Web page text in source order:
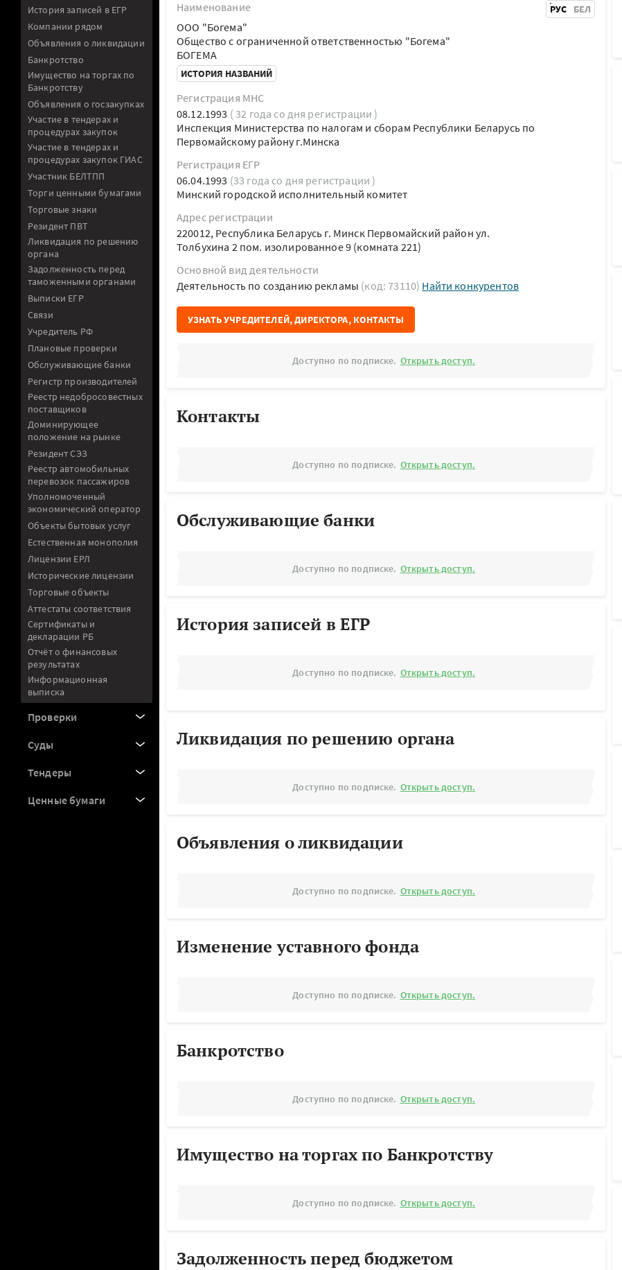
История записей в ЕГР
Компании рядом
Объявления о ликвидации
Банкротство
Имущество на торгах по
Банкротству
Объявления о госзакупках
Участие в тендерах и
процедурах закупок
Участие в тендерах и
процедурах закупок ГИАС
Участник БЕЛТПП
Торги ценными бумагами
Торговые знаки
Резидент ПВТ
Ликвидация по решению
органа
Задолженность перед
таможенными органами
Выписки ЕГР
Связи
Учредитель РФ
Плановые проверки
Обслуживающие банки
Регистр производителей
Реестр недобросовестных
поставщиков
Доминирующее
положение на рынке
Резидент СЭЗ
Реестр автомобильных
перевозок пассажиров
Уполномоченный
экономический оператор
Объекты бытовых услуг
Естественная монополия
Лицензии ЕРЛ
Исторические лицензии
Торговые объекты
Аттестаты соответствия
Сертификаты и
декларации РБ
Отчёт о финансовых
результатах
Информационная
выписка
Проверки
Суды
Тендеры
Ценные бумаги
Наименование
РУС БЕЛ
ООО "Богема"
Общество с ограниченной ответственностью "Богема"
БОГЕМА
ИСТОРИЯ НАЗВАНИЙ
Регистрация МНС
08.12.1993 ( 32 года со дня регистрации )
Инспекция Министерства по налогам и сборам Республики Беларусь по
Первомайскому району г.Минска
Регистрация ЕГР
06.04.1993 (33 года со дня регистрации )
Минский городской исполнительный комитет
Адрес регистрации
220012, Республика Беларусь г. Минск Первомайский район ул.
Толбухина 2 пом. изолированное 9 (комната 221)
Основной вид деятельности
Деятельность по созданию рекламы (код: 73110) Найти конкурентов
УЗНАТЬ УЧРЕДИТЕЛЕЙ, ДИРЕКТОРА, КОНТАКТЫ
Доступно по подписке. Открыть доступ.
Контакты
Доступно по подписке. Открыть доступ.
Обслуживающие банки
Доступно по подписке. Открыть доступ.
История записей в ЕГР
Доступно по подписке. Открыть доступ.
Ликвидация по решению органа
Доступно по подписке. Открыть доступ.
Объявления о ликвидации
Доступно по подписке. Открыть доступ.
Изменение уставного фонда
Доступно по подписке. Открыть доступ.
Банкротство
Доступно по подписке. Открыть доступ.
Имущество на торгах по Банкротству
Доступно по подписке. Открыть доступ.
Задолженность перед бюджетом